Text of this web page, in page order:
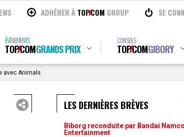
ADHÉRER À TOPCOM GROUP SE
ÉVÉNEMENTS
TOPCOMGRANDS PRIX
CONSEILS
TOPCOMGIBORY
avec Animals
LES DERNIÈRES BRÈVES
Biborg reconduite par Bandai Namco
Entertainment